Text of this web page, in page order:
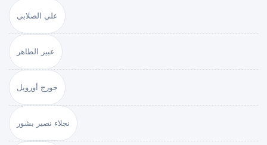
علي الصلابي
عبير الطاهر
جورج أورويل
نجلاء نصير بشور